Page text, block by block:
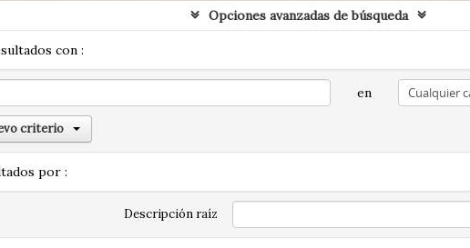
Opciones avanzadas de búsqueda
con :
en
criterio
por :
Descripción raíz